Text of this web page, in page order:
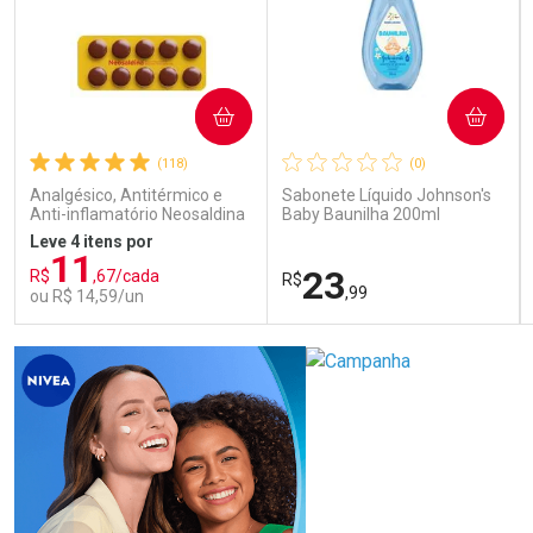
(118)
Analgésico, Antitérmico e
Anti-inflamatório Neosaldina
30mg + 300mg + 30mg 10
Drágeas
Leve 4 itens por
R$11 ,67/cada
ou R$ 14,59/un
COMPRAR
FECHAR
Laboratório
FECHAR
Por Menos
(0)
Sabonete Líquido Johnson's
Baby Baunilha 200ml
R$23,99
COMPRAR
Laboratório
Por Menos